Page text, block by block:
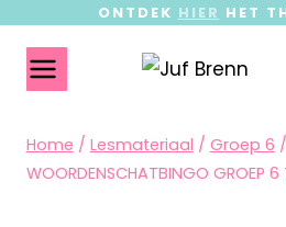
ONTDEK HIER HET
Home / Lesmateriaal / Groep 6 /
WOORDENSCHATBINGO GROEP 6